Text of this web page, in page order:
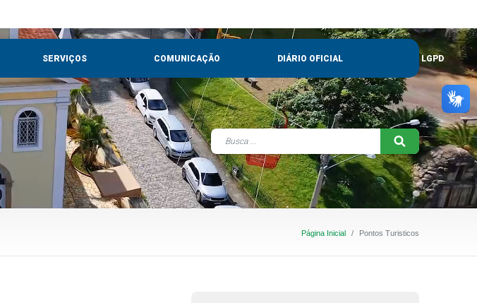
SERVIÇOS COMUNICAÇÃO DIÁRIO OFICIAL LGPD
Página Inicial Pontos Turisticos